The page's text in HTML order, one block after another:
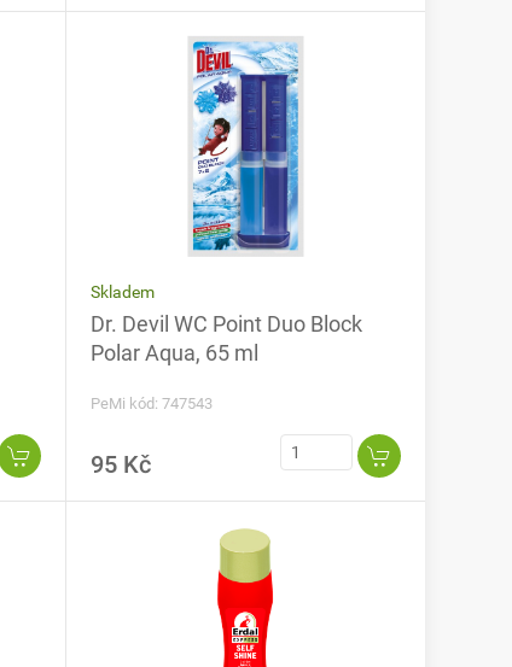
Skladem
Dr. Devil WC Point Duo Block
Polar Aqua, 65 ml
PeMi kód: 747543
95 Kč